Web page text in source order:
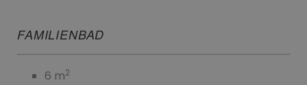
FAMILIENBAD
6 m2